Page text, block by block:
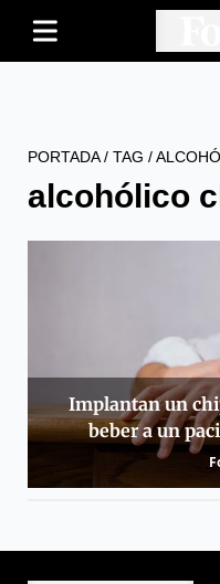
PORTADA/ TAG /
alcohólico
Implantan un
beber a un